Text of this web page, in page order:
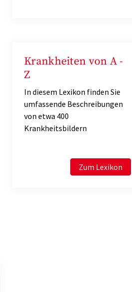
Krankheiten von A -
Z
In diesem Lexikon finden Sie
umfassende Beschreibungen
von etwa 400
Krankheitsbildern
Zum Lexikon